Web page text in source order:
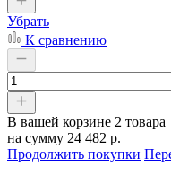
Убрать
К сравнению
В вашей корзине 2 товара
на сумму 24 482 р.
Продолжить покупки